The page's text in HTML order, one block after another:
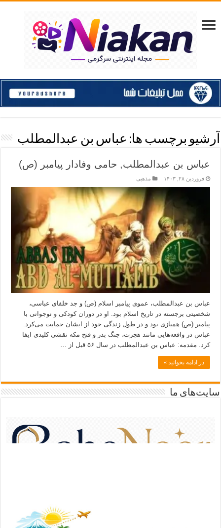
آرشیو برچسب ها: عباس بن عبدالمطلب
عباس بن عبدالمطلب, حامی وفادار پیامبر (ص)
فروردین ۲۸, ۱۴۰۳ مذهبی
عباس بن عبدالمطلب، عموی پیامبر اسلام (ص) و جد خلفای عباسی،
شخصیتی برجسته در تاریخ اسلام بود. او در دوران کودکی و نوجوانی با
پیامبر (ص) همبازی بود و در طول زندگی خود از ایشان حمایت می‌کرد.
عباس در واقعه‌هایی مانند هجرت، جنگ بدر و فتح مکه نقشی کلیدی ایفا
کرد. مقدمه: عباس بن عبدالمطلب در سال ۵۶ قبل از …
در ادامه بخوانید »
سایت‌های ما